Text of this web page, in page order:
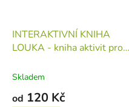
INTERAKTIVNÍ KNIHA
LOUKA - kniha aktivit pro
kniha
Skladem
od 120 Kč